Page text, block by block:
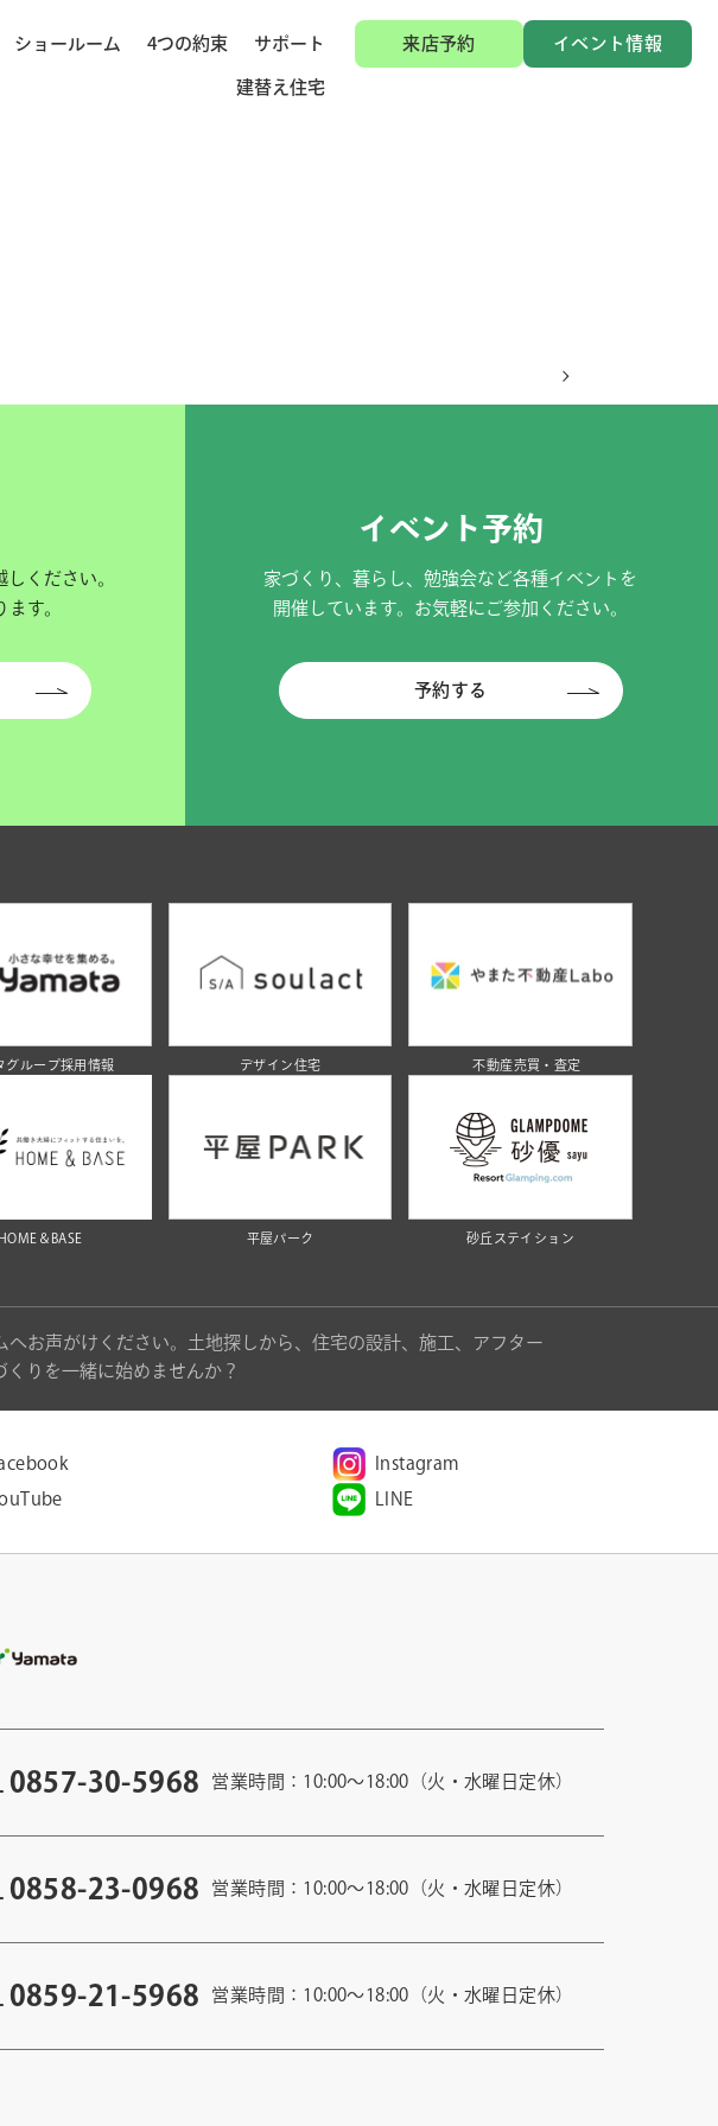
ショールーム 4つの約束 サポート
建替え住宅
来店予約 イベント情報
ください。
す。
イベント予約
家づくり、暮らし、勉強会など各種イベントを
開催しています。お気軽にご参加ください。
予約する
グループ採用情報 デザイン住宅 不動産売買・査定
HOME＆BASE 平屋パーク 砂丘ステイション
お声がけください。土地探しから、住宅の設計、施工、アフター
りを一緒に始めませんか？
Instagram
LINE
0857-30-5968 営業時間：10:00〜18:00（火・水曜日定休）
0858-23-0968 営業時間：10:00〜18:00（火・水曜日定休）
0859-21-5968 営業時間：10:00〜18:00（火・水曜日定休）